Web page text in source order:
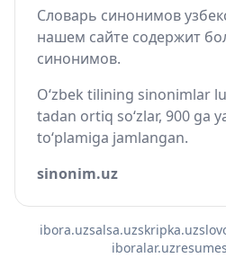
Словарь синонимов
нашем сайте содержит
синонимов.
O‘zbek tilining sinonimlar
tadan ortiq so‘zlar, 900 ga
to‘plamiga jamlangan.
sinonim.uz
ibora.uzsalsa.uzskripka.uz
iboralar.uz